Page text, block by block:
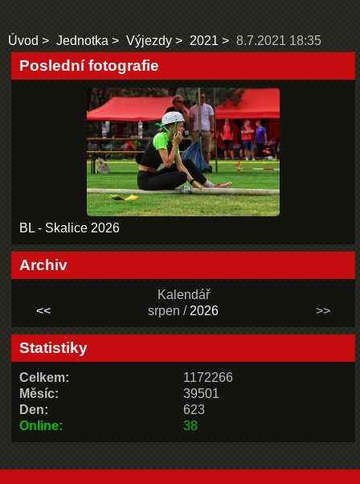
Úvod Jednotka Výjezdy 2021 8.7.2021 18:35
Poslední fotografie
BL - Skalice 2026
Archiv
Kalendář
<<
srpen / 2026 >>
Statistiky
Online: 38
Celkem:
1172266
Měsíc:
39501
Den:
623